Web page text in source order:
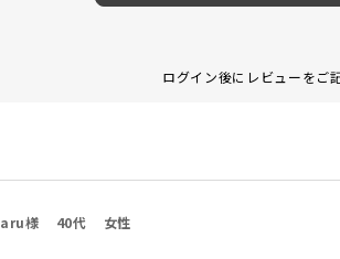
ログイン後にレビューをご
様 40代 女性